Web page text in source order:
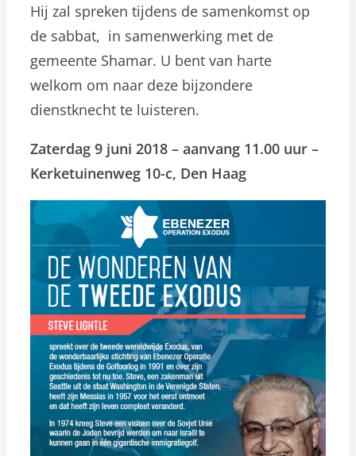
Hij zal spreken tijdens de samenkomst op
de sabbat, in samenwerking met de
gemeente Shamar. U bent van harte
welkom om naar deze bijzondere
dienstknecht te luisteren.
Zaterdag 9 juni 2018 – aanvang 11.00 uur –
Kerketuinenweg 10-c, Den Haag